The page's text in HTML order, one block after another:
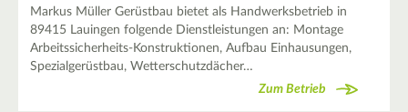
Markus Müller Gerüstbau bietet als Handwerksbetrieb in
89415 Lauingen folgende Dienstleistungen an: Montage
Arbeitssicherheits-Konstruktionen, Aufbau Einhausungen,
Spezialgerüstbau, Wetterschutzdächer…
Zum Betrieb